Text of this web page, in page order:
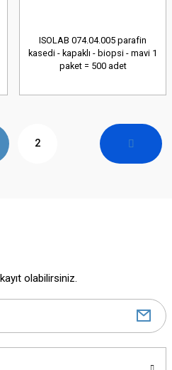
ISOLAB 074.04.005 parafin
kasedi - kapaklı - biopsi - mavi 1
paket = 500 adet
2
olabilirsiniz.